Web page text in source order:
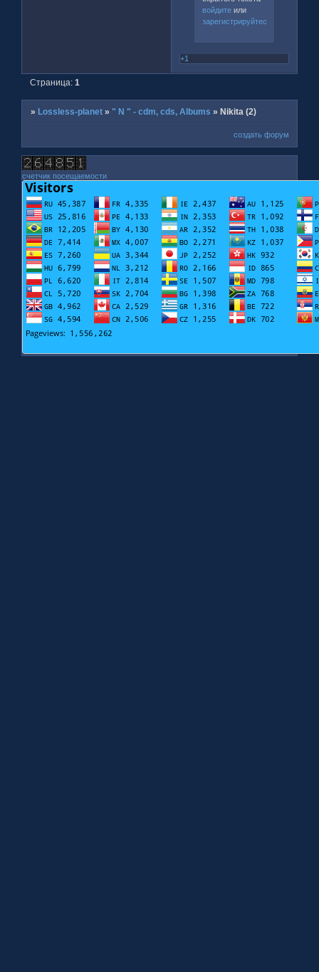
войдитеили
зарегистрируйтесь
+1
Страница:1
» Lossless-planet » " N " - cdm, cds, Albums » Nikita (2)
создать форум
счетчик посещаемости